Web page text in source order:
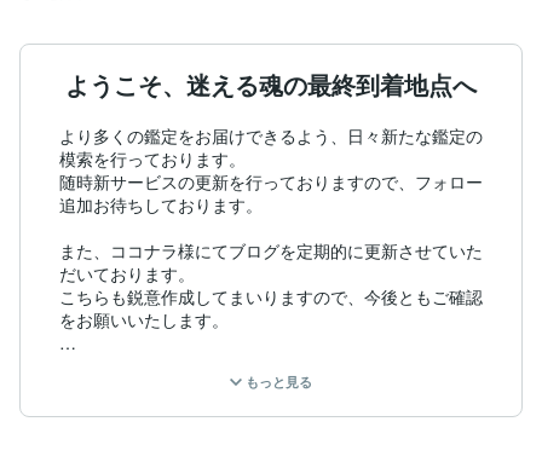
ようこそ、迷える魂の最終到着地点へ
より多くの鑑定をお届けできるよう、日々新たな鑑定の
模索を行っております。
随時新サービスの更新を行っておりますので、フォロー
追加お待ちしております。
また、ココナラ様にてブログを定期的に更新させていた
だいております。
こちらも鋭意作成してまいりますので、今後ともご確認
をお願いいたします。
《DMについて》
もっと見る